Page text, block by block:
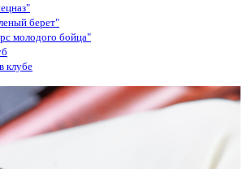
берет"
молодого бойца"
клубе